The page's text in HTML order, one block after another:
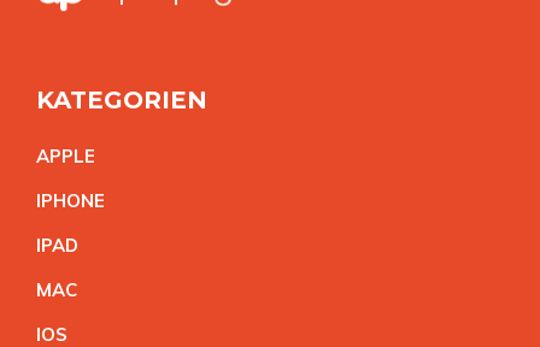
KATEGORIEN
APPLE
IPHONE
IPAD
MAC
IOS